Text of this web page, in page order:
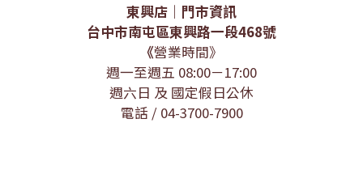
東興店｜門市資訊
台中市南屯區東興路一段468號
《營業時間》
週一至週五 08:00－17:00
週六日 及 國定假日公休
電話 / 04-3700-7900